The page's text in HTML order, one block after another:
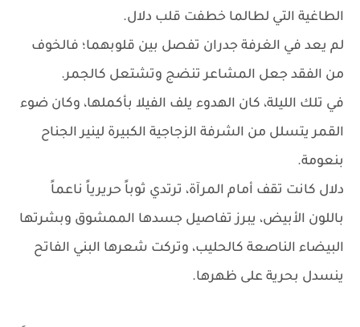
الطاغية التي لطالما خطفت قلب دلال.
لم يعد في الغرفة جدران تفصل بين قلوبهما؛ فالخوف
من الفقد جعل المشاعر تنضج وتشتعل كالجمر.
في تلك الليلة، كان الهدوء يلف الفيلا بأكملها، وكان ضوء
القمر يتسلل من الشرفة الزجاجية الكبيرة لينير الجناح
بنعومة.
دلال كانت تقف أمام المرآة، ترتدي ثوباً حريرياً ناعماً
باللون الأبيض، يبرز تفاصيل جسدها الممشوق وبشرتها
البيضاء الناصعة كالحليب، وتركت شعرها البني الفاتح
ينسدل بحرية على ظهرها.